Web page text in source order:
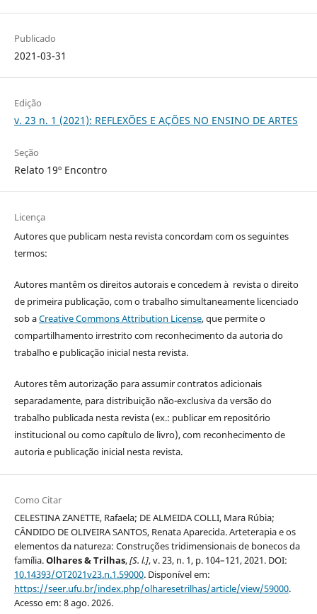
Publicado
2021-03-31
Edição
v. 23 n. 1 (2021): REFLEXÕES E AÇÕES NO ENSINO DE ARTES
Seção
Relato 19º Encontro
Licença
Autores que publicam nesta revista concordam com os seguintes
termos:
Autores mantêm os direitos autorais e concedem à revista o direito
de primeira publicação, com o trabalho simultaneamente licenciado
sob aCreative Commons Attribution License, que permite o
compartilhamento irrestrito com reconhecimento da autoria do
trabalho e publicação inicial nesta revista.
Autores têm autorização para assumir contratos adicionais
separadamente, para distribuição não-exclusiva da versão do
trabalho publicada nesta revista (ex.: publicar em repositório
institucional ou como capítulo de livro), com reconhecimento de
autoria e publicação inicial nesta revista.
Como Citar
CELESTINA ZANETTE, Rafaela; DE ALMEIDA COLLI, Mara Rúbia;
CÂNDIDO DE OLIVEIRA SANTOS, Renata Aparecida. Arteterapia e os
elementos da natureza: Construções tridimensionais de bonecos da
família.Olhares & Trilhas,[S. l.], v. 23, n. 1, p. 104–121, 2021. DOI:
10.14393/OT2021v23.n.1.59000. Disponível em:
https://seer.ufu.br/index.php/olharesetrilhas/article/view/59000.
Acesso em: 8 ago. 2026.